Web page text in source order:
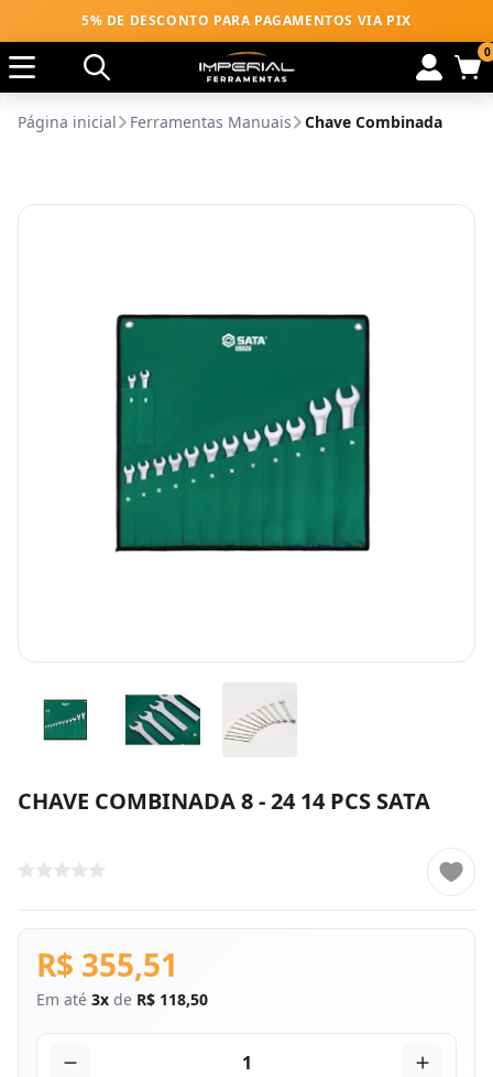
5% DE DESCONTO PARA PAGAMENTOS VIA PIX
0
Página inicial Ferramentas Manuais Chave Combinada
CHAVE COMBINADA 8 - 24 14 PCS SATA
R$ 355,51
Em até 3x de R$ 118,50
1